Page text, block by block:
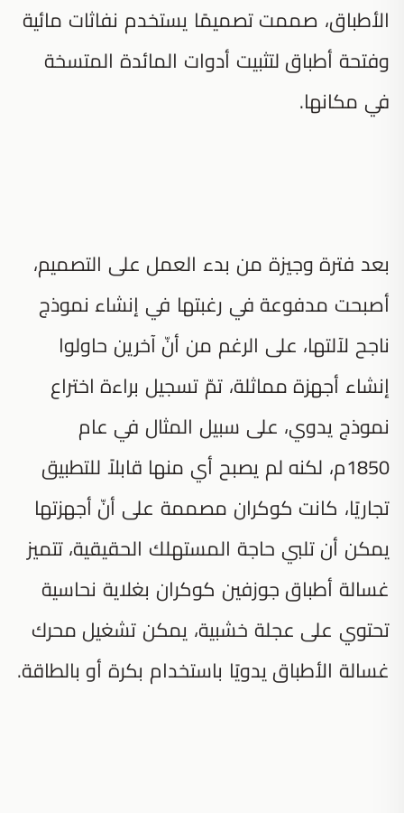
الأطباق، صممت تصميمًا يستخدم نفاثات مائية
وفتحة أطباق لتثبيت أدوات المائدة المتسخة
في مكانها.
بعد فترة وجيزة من بدء العمل على التصميم،
أصبحت مدفوعة في رغبتها في إنشاء نموذج
ناجح لآلتها، على الرغم من أنّ آخرين حاولوا
إنشاء أجهزة مماثلة، تمّ تسجيل براءة اختراع
نموذج يدوي، على سبيل المثال في عام
1850م، لكنه لم يصبح أي منها قابلاً للتطبيق
تجاريًا، كانت كوكران مصممة على أنّ أجهزتها
يمكن أن تلبي حاجة المستهلك الحقيقية، تتميز
غسالة أطباق جوزفين كوكران بغلاية نحاسية
تحتوي على عجلة خشبية، يمكن تشغيل محرك
غسالة الأطباق يدويًا باستخدام بكرة أو بالطاقة.